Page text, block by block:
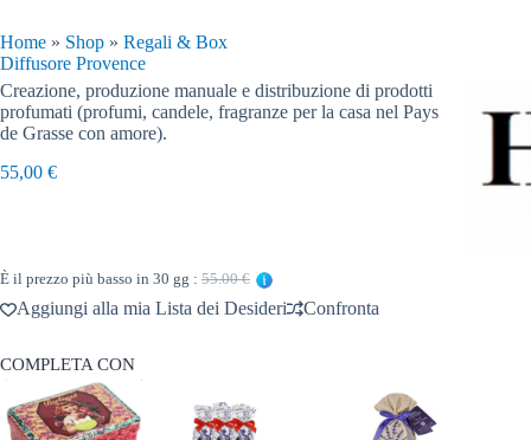
Home » Shop » Regali & Box
Diffusore Provence
Creazione, produzione manuale e distribuzione di prodotti
profumati (profumi, candele, fragranze per la casa nel Pays
de Grasse con amore).
55,00 €
È il prezzo più basso in 30 gg : 55.00 €
Aggiungi alla mia Lista dei Desideri Confronta
COMPLETA CON